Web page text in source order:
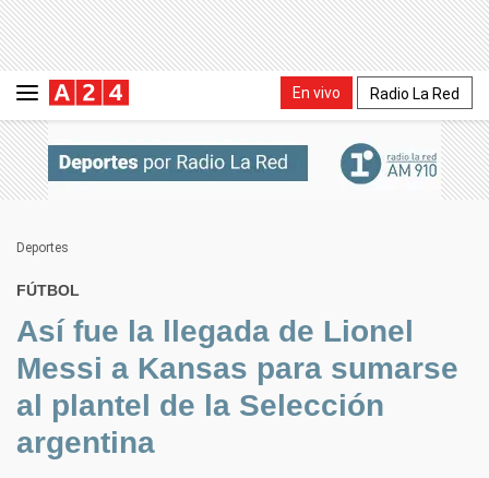
En vivo Radio La Red
Deportes
FÚTBOL
Así fue la llegada de Lionel
Messi a Kansas para sumarse
al plantel de la Selección
argentina